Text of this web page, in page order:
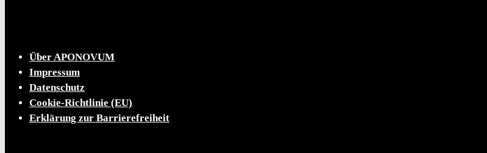
Über APONOVUM
Impressum
Datenschutz
Cookie-Richtlinie (EU)
Erklärung zur Barrierefreiheit